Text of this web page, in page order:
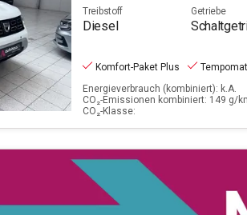
Treibstoff
Diesel
Getriebe
Komfort-Paket Plus
Tempomat
Energieverbrauch (kombiniert): k.A.
CO₂-Emissionen kombiniert: 149 g/
CO₂-Klasse: